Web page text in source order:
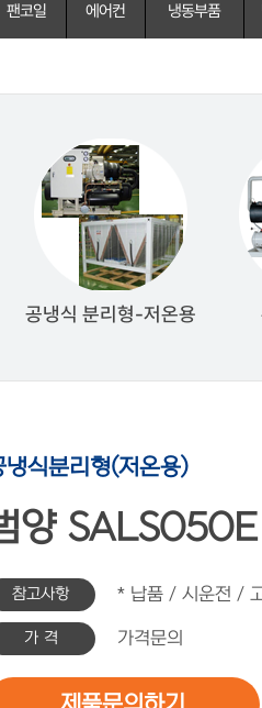
팬코일 에어컨 냉동부품
공냉식 분리형-저온용
냉식분리형(저온용)
양
참고사항 * 납품 / 시운전 /
가 격 가격문의